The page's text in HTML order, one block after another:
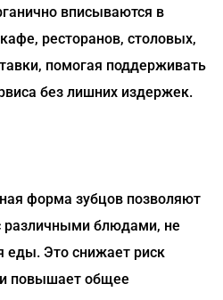
вписываются в
ресторанов, столовых,
помогая поддерживать
без лишних издержек.
форма зубцов позволяют
различными блюдами, не
еды. Это снижает риск
и повышает общее